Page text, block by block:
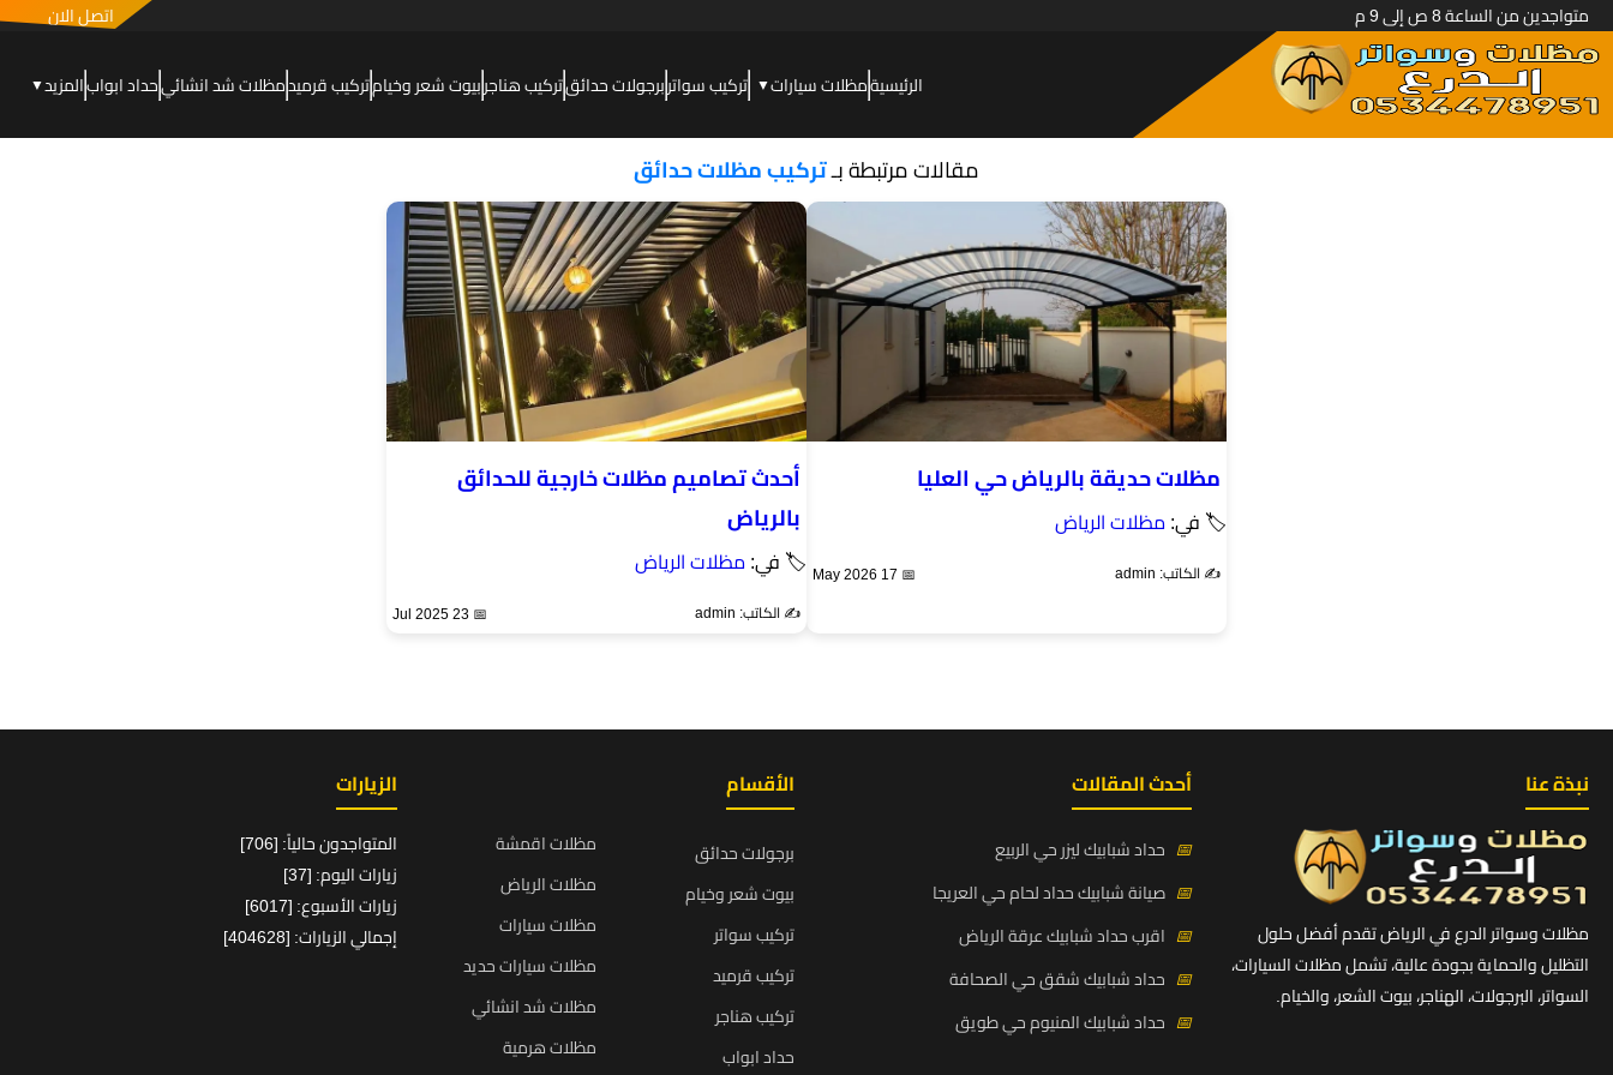
متواجدين من الساعة 8 ص إلى 9 م اتصل الان
الرئيسيةمظلات سيارات▼ تركيب سواتربرجولات حدائقتركيب هناجربيوت شعر وخيامتركيب قرميدمظلات شد انشائيحداد ابوابالمزيد▼
مقالات مرتبطة بـتركيب مظلات حدائق
مظلات حديقة بالرياض حي العليا
🏷 في: مظلات الرياض
✍️ الكاتب: admin 📅 17 May 2026
أحدث تصاميم مظلات خارجية للحدائق
بالرياض
🏷 في: مظلات الرياض
✍️ الكاتب: admin 📅 23 Jul 2025
نبذة عنا
مظلات وسواتر الدرع في الرياض تقدم أفضل حلول
التظليل والحماية بجودة عالية، تشمل مظلات السيارات،
السواتر، البرجولات، الهناجر، بيوت الشعر، والخيام.
أحدث المقالات
📅 حداد شبابيك ليزر حي الربيع
📅 صيانة شبابيك حداد لحام حي العريجا
📅 اقرب حداد شبابيك عرقة الرياض
📅 حداد شبابيك شقق حي الصحافة
📅 حداد شبابيك المنيوم حي طويق
الأقسام
برجولات حدائق
بيوت شعر وخيام
تركيب سواتر
تركيب قرميد
تركيب هناجر
حداد ابواب
مظلات اقمشة
مظلات الرياض
مظلات سيارات
مظلات سيارات حديد
مظلات شد انشائي
مظلات هرمية
الزيارات
المتواجدون حالياً: [706]
زيارات اليوم: [37]
زيارات الأسبوع: [6017]
إجمالي الزيارات: [404628]